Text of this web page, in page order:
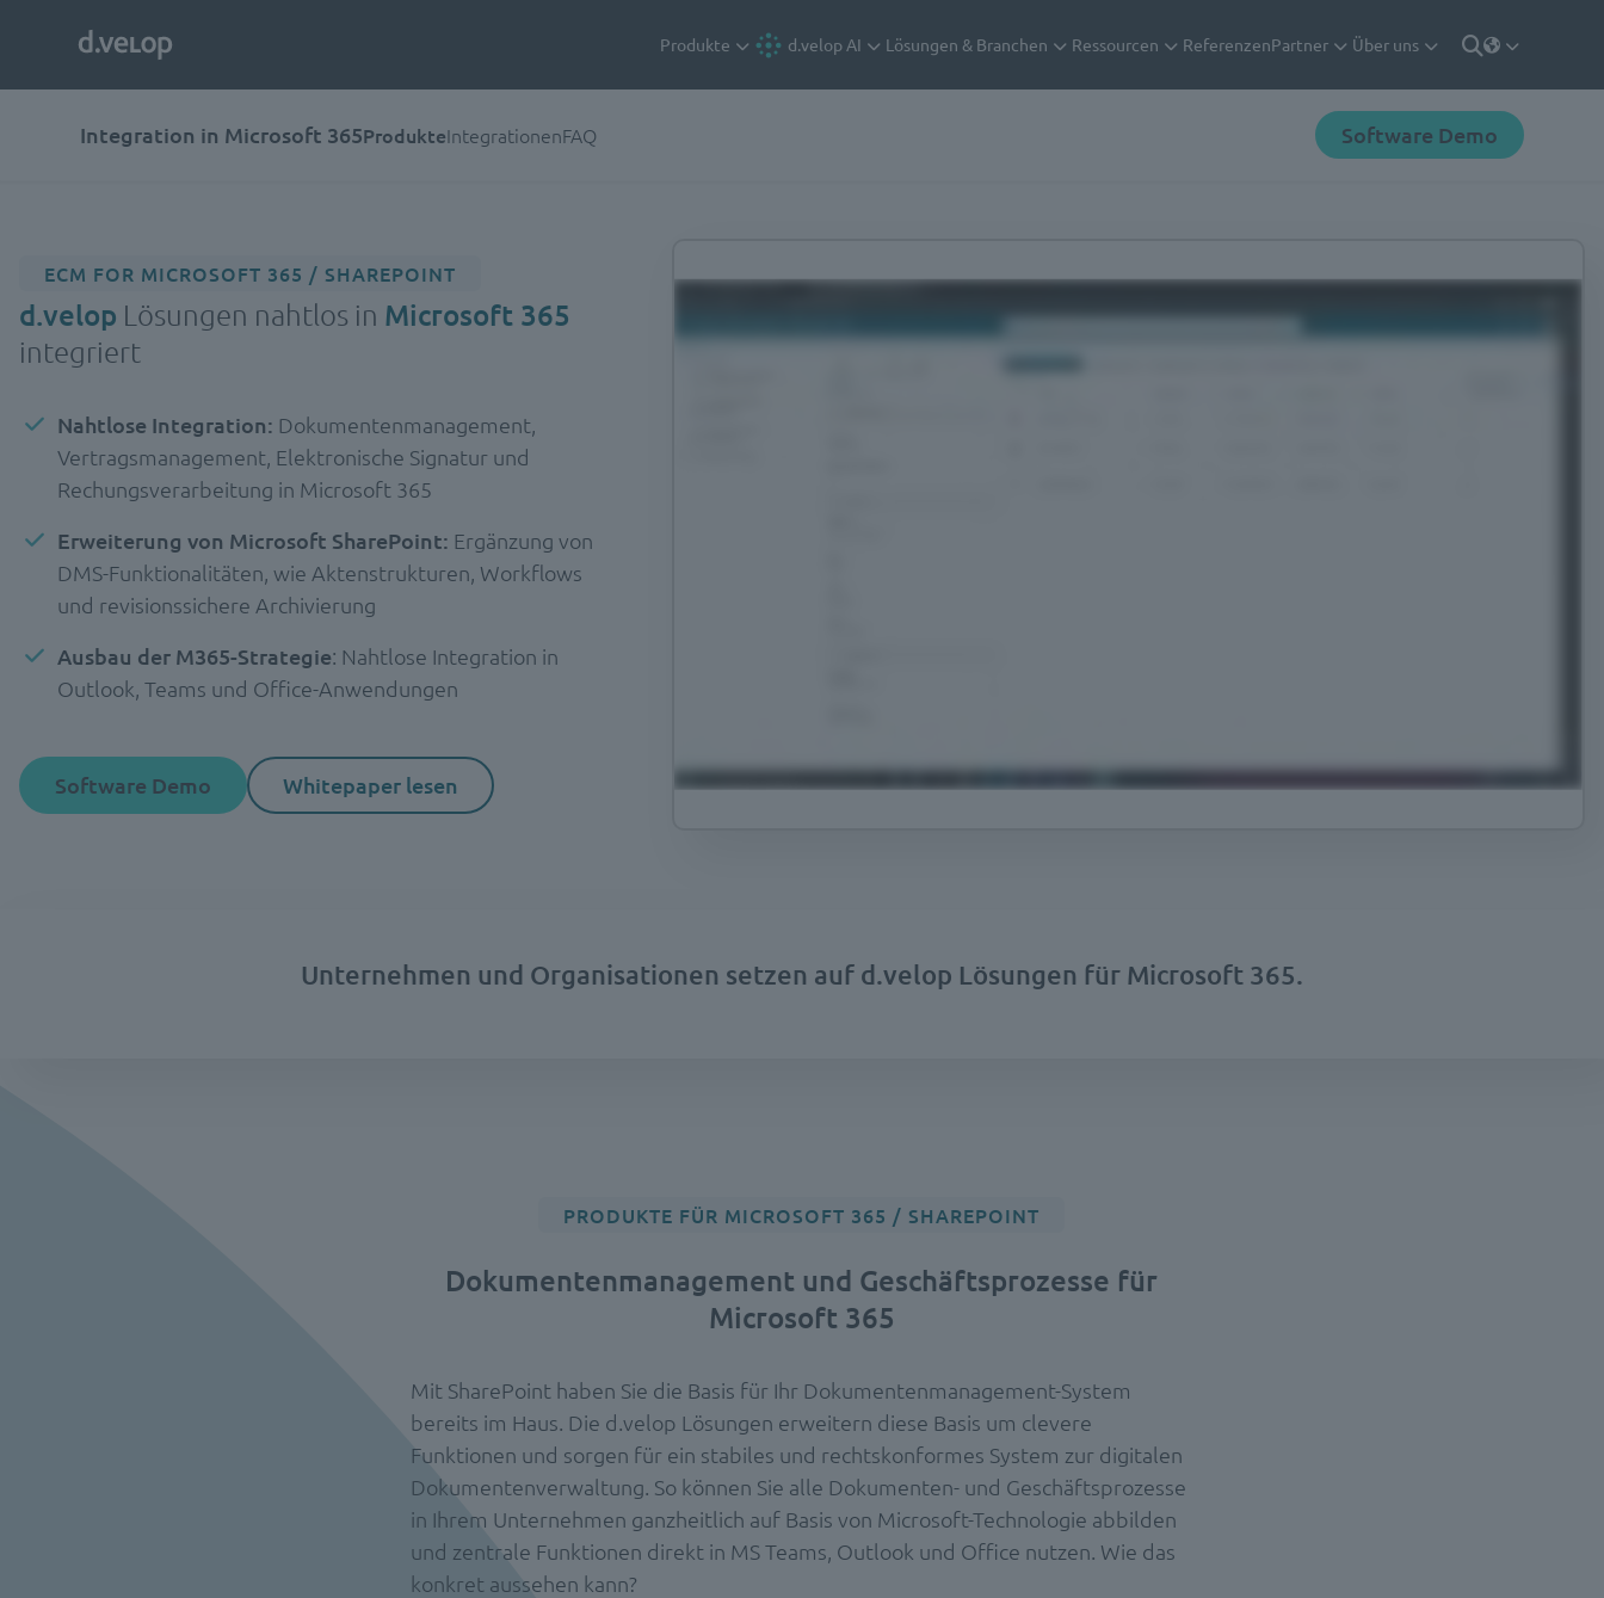
Produkte d.velop AI Lösungen & Branchen Ressourcen ReferenzenPartner Über uns Deutsch
Integration in Microsoft 365 Software Demo
ProdukteIntegrationenFAQ
ECM FOR MICROSOFT 365 / SHAREPOINT
d.velop Lösungen nahtlos in Microsoft 365
integriert
Nahtlose Integration: Dokumentenmanagement,
Vertragsmanagement, Elektronische Signatur und
Rechungsverarbeitung in Microsoft 365
Erweiterung von Microsoft SharePoint: Ergänzung von
DMS-Funktionalitäten, wie Aktenstrukturen, Workflows
und revisionssichere Archivierung
Ausbau der M365-Strategie: Nahtlose Integration in
Outlook, Teams und Office-Anwendungen
Software Demo Whitepaper lesen
Unternehmen und Organisationen setzen auf d.velop Lösungen für Microsoft 365.
PRODUKTE FÜR MICROSOFT 365 / SHAREPOINT
Dokumentenmanagement und Geschäftsprozesse für
Microsoft 365
Mit SharePoint haben Sie die Basis für Ihr Dokumentenmanagement-System
bereits im Haus. Die d.velop Lösungen erweitern diese Basis um clevere
Funktionen und sorgen für ein stabiles und rechtskonformes System zur digitalen
Dokumentenverwaltung. So können Sie alle Dokumenten- und Geschäftsprozesse
in Ihrem Unternehmen ganzheitlich auf Basis von Microsoft-Technologie abbilden
und zentrale Funktionen direkt in MS Teams, Outlook und Office nutzen. Wie das
konkret aussehen kann?